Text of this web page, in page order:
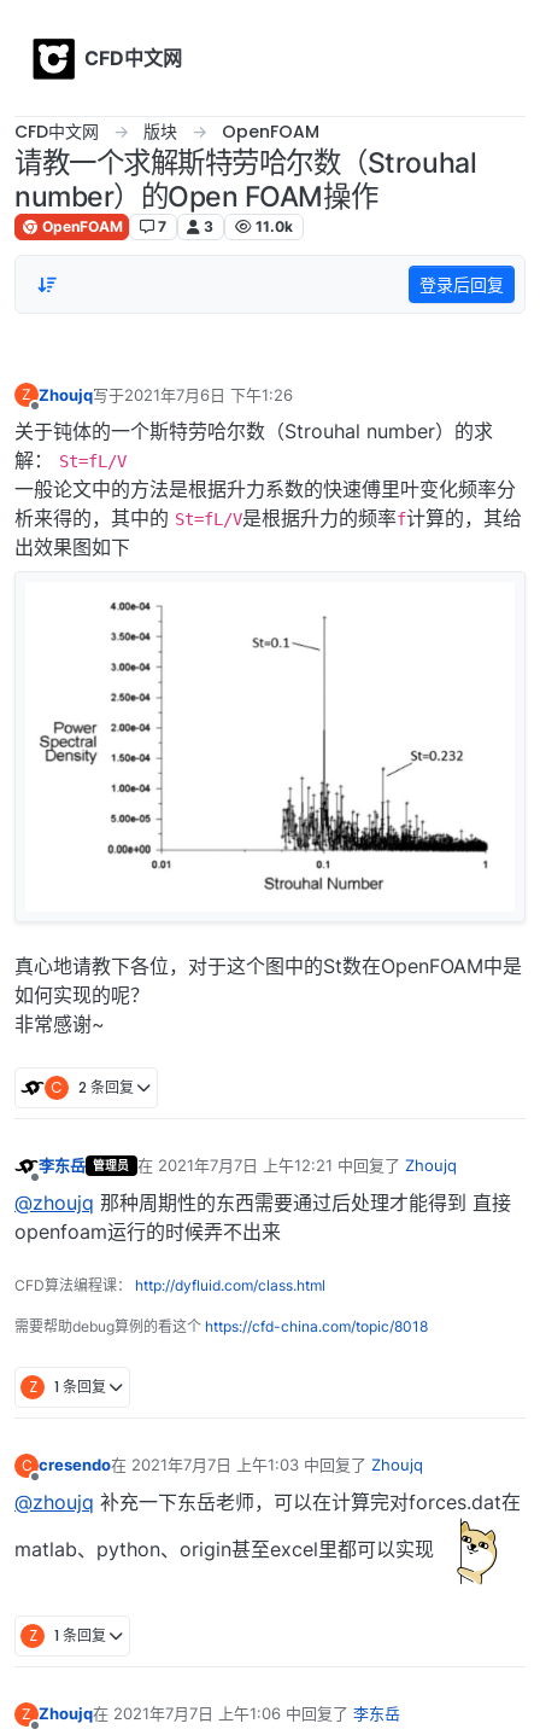
CFD中文网
CFD中文网 版块 OpenFOAM
请教一个求解斯特劳哈尔数（Strouhal
number）的Open FOAM操作
OpenFOAM 7 3 11.0k
登录后回复
Z
离线
Zhoujq写于2021年7月6日 下午1:26
最后由 编辑
关于钝体的一个斯特劳哈尔数（Strouhal number）的求
解：
St=fL/V
一般论文中的方法是根据升力系数的快速傅里叶变化频率分
析来得的，其中的 St=fL/V是根据升力的频率f计算的，其给
出效果图如下
真心地请教下各位，对于这个图中的St数在OpenFOAM中是
如何实现的呢？
非常感谢~
C 2 条回复
离线
李东岳 管理员 在 2021年7月7日 上午12:21 中回复了 Zhoujq
最后由 编辑
@zhoujq 那种周期性的东西需要通过后处理才能得到 直接
openfoam运行的时候弄不出来
CFD算法编程课： http://dyfluid.com/class.html
需要帮助debug算例的看这个 https://cfd-china.com/topic/8018
Z 1 条回复
C cresendo在 2021年7月7日 上午1:03 中回复了 Zhoujq
最后由 编辑
@zhoujq 补充一下东岳老师，可以在计算完对forces.dat在
matlab、python、origin甚至excel里都可以实现
Z 1 条回复
Z Zhoujq在 2021年7月7日 上午1:06 中回复了 李东岳
最后由 编辑